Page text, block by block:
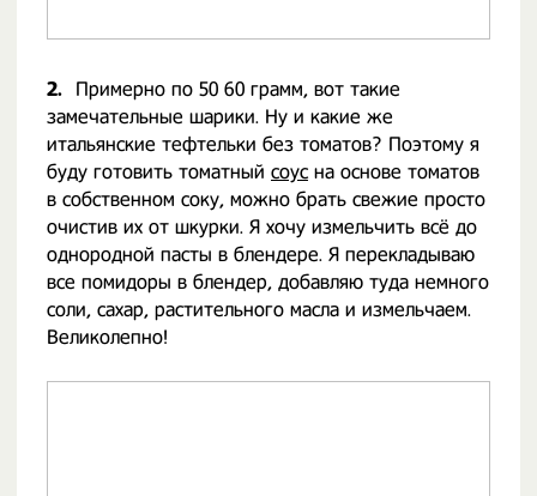
2.
Примерно по 50 60 грамм, вот такие
замечательные шарики. Ну и какие же
итальянские тефтельки без томатов? Поэтому я
буду готовить томатный соус на основе томатов
в собственном соку, можно брать свежие просто
очистив их от шкурки. Я хочу измельчить всё до
однородной пасты в блендере. Я перекладываю
все помидоры в блендер, добавляю туда немного
соли, сахар, растительного масла и измельчаем.
Великолепно!